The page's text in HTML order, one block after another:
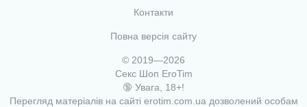
Контакти
Повна версія сайту
© 2019—2026
Секс Шоп EroTim
🔞 Увага, 18+!
Перегляд матеріалів на сайті erotim.com.ua дозволений особам